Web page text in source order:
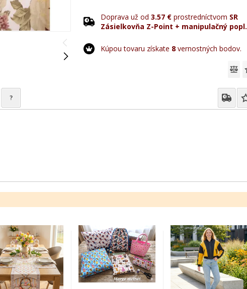
Doprava už od 3.57 € prostredníctvom SR
Zásielkovňa Z-Point + manipulačný popl.
Kúpou tovaru získate 8 vernostných bodov.
?